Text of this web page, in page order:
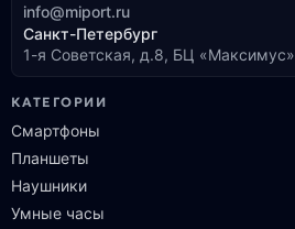
info@miport.ru
Санкт-Петербург
1-я Советская, д.8, БЦ «Максимус»
КАТЕГОРИИ
Смартфоны
Планшеты
Наушники
Умные часы